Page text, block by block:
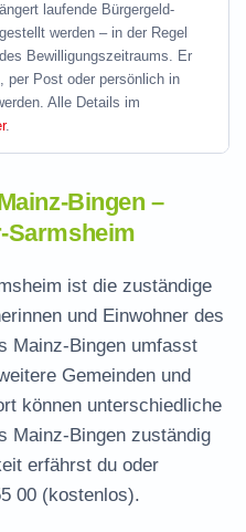
laufende Bürgergeld-
werden – in der Regel
Bewilligungszeitraums. Er
per Post oder persönlich in
Alle Details im
.
Bingen –
Sarmsheim
ist die zuständige
und Einwohner des
Mainz-Bingen umfasst
Gemeinden und
können unterschiedliche
Mainz-Bingen zuständig
erfährst du oder
00 (kostenlos).